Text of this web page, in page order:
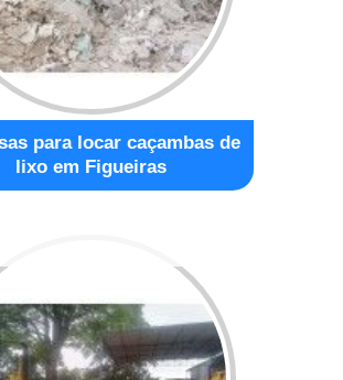
para locar caçambas de
lixo em Figueiras